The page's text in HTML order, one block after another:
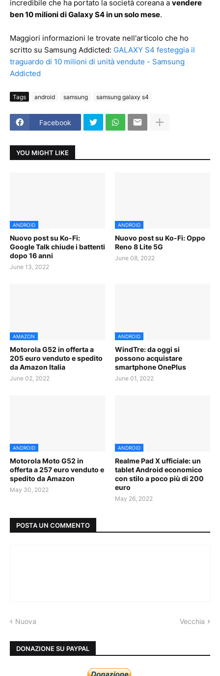
incredibile che ha portato la società coreana a vendere
ben 10 milioni di Galaxy S4 in un solo mese.
Maggiori informazioni le trovate nell'articolo che ho
scritto su Samsung Addicted: GALAXY S4 festeggia il
traguardo di 10 milioni di unità vendute - Samsung
Addicted
Tags android samsung samsung galaxy s4
Facebook
YOU MIGHT LIKE
ANDROID
Nuovo post su Ko-Fi:
Google Talk chiude i battenti
dopo 16 anni
June 13, 2022
ANDROID
Nuovo post su Ko-Fi: Oppo
Reno 8 Lite 5G
June 08, 2022
AMAZON
Motorola G52 in offerta a
205 euro venduto e spedito
da Amazon Italia
June 02, 2022
ANDROID
WindTre: da oggi si
possono acquistare
smartphone OnePlus
June 01, 2022
ANDROID
Motorola Moto G52 in
offerta a 257 euro venduto e
spedito da Amazon
May 30, 2022
ANDROID
Realme Pad X ufficiale: un
tablet Android economico
con stilo a poco più di 200
euro
May 26, 2022
POSTA UN COMMENTO
Nuova Vecchia
DONAZIONE SU PAYPAL